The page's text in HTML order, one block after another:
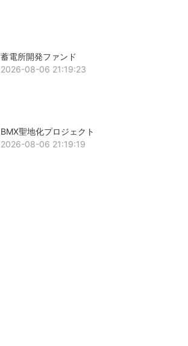
蓄電所開発ファンド
2026-08-06 21:19:23
BMX聖地化プロジェクト
2026-08-06 21:19:19